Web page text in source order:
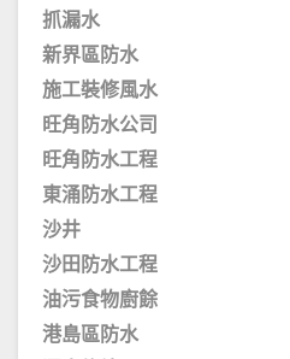
抓漏水
新界區防水
施工裝修風水
旺角防水公司
旺角防水工程
東涌防水工程
沙井
沙田防水工程
油污食物廚餘
港島區防水